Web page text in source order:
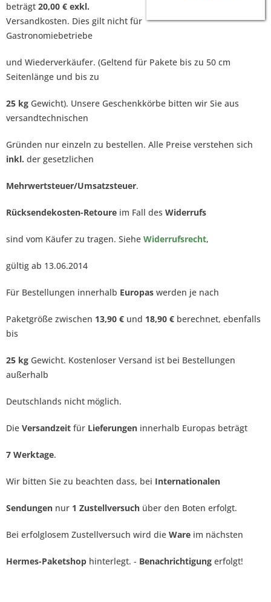
beträgt 20,00 € exkl.
Versandkosten. Dies gilt nicht für
Gastronomiebetriebe
und Wiederverkäufer. (Geltend für Pakete bis zu 50 cm
Seitenlänge und bis zu
25 kg Gewicht). Unsere Geschenkkörbe bitten wir Sie aus
versandtechnischen
Gründen nur einzeln zu bestellen. Alle Preise verstehen sich
inkl. der gesetzlichen
Mehrwertsteuer/Umsatzsteuer.
Rücksendekosten-Retoure im Fall des Widerrufs
sind vom Käufer zu tragen. Siehe Widerrufsrecht,
gültig ab 13.06.2014
Für Bestellungen innerhalb Europas werden je nach
Paketgröße zwischen 13,90 € und 18,90 € berechnet, ebenfalls
bis
25 kg Gewicht. Kostenloser Versand ist bei Bestellungen
außerhalb
Deutschlands nicht möglich.
Die Versandzeit für Lieferungen innerhalb Europas beträgt
7 Werktage.
Wir bitten Sie zu beachten dass, bei Internationalen
Sendungen nur 1 Zustellversuch über den Boten erfolgt.
Bei erfolglosem Zustellversuch wird die Ware im nächsten
Hermes-Paketshop hinterlegt. - Benachrichtigung erfolgt!